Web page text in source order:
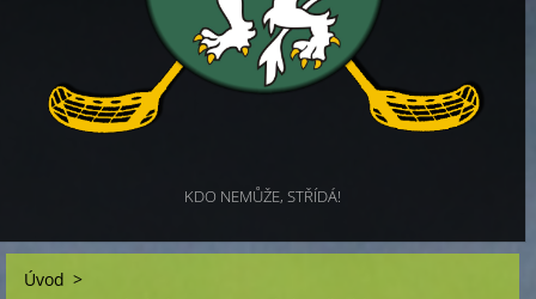
KDO NEMŮŽE, STŘÍDÁ!
Úvod >